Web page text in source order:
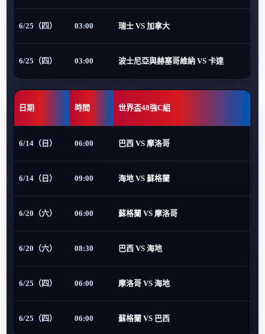
6/25（四） 03:00 瑞士 VS 加拿大
6/25（四） 03:00 波士尼亞與赫塞哥維納 VS 卡達
日期 時間 世界盃48強C組
6/14（日） 06:00 巴西 VS 摩洛哥
6/14（日） 09:00 海地 VS 蘇格蘭
6/20（六） 06:00 蘇格蘭 VS 摩洛哥
6/20（六） 08:30 巴西 VS 海地
6/25（四） 06:00 摩洛哥 VS 海地
6/25（四） 06:00 蘇格蘭 VS 巴西